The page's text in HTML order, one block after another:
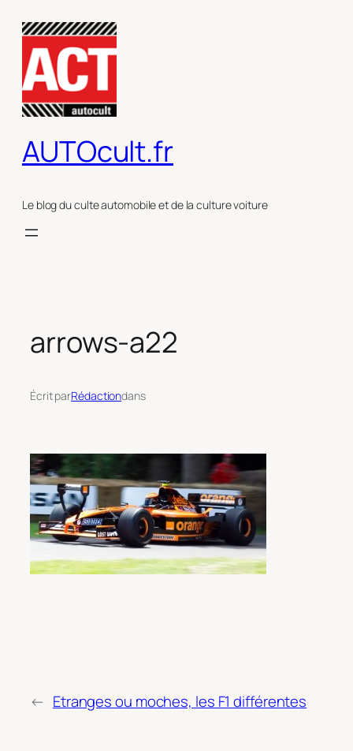
contenu
AUTOcult.fr
Le blog du culte automobile et de la culture voiture
arrows-a22
Écrit parRédactiondans
← Etranges ou moches, les F1 différentes